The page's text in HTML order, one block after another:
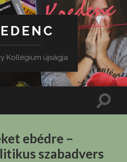
Kollégium újságja
Toggle
ebédre –
szabadvers